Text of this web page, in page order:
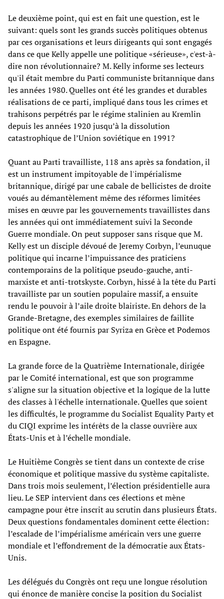
Le deuxième point, qui est en fait une question, est le
suivant: quels sont les grands succès politiques obtenus
par ces organisations et leurs dirigeants qui sont engagés
dans ce que Kelly appelle une politique «sérieuse», c'est-à-
dire non révolutionnaire? M. Kelly informe ses lecteurs
qu'il était membre du Parti communiste britannique dans
les années 1980. Quelles ont été les grandes et durables
réalisations de ce parti, impliqué dans tous les crimes et
trahisons perpétrés par le régime stalinien au Kremlin
depuis les années 1920 jusqu’à la dissolution
catastrophique de l’Union soviétique en 1991?
Quant au Parti travailliste, 118 ans après sa fondation, il
est un instrument impitoyable de l'impérialisme
britannique, dirigé par une cabale de bellicistes de droite
voués au démantèlement même des réformes limitées
mises en œuvre par les gouvernements travaillistes dans
les années qui ont immédiatement suivi la Seconde
Guerre mondiale. On peut supposer sans risque que M.
Kelly est un disciple dévoué de Jeremy Corbyn, l’eunuque
politique qui incarne l’impuissance des praticiens
contemporains de la politique pseudo-gauche, anti-
marxiste et anti-trotskyste. Corbyn, hissé à la tête du Parti
travailliste par un soutien populaire massif, a ensuite
rendu le pouvoir à l’aile droite blairiste. En dehors de la
Grande-Bretagne, des exemples similaires de faillite
politique ont été fournis par Syriza en Grèce et Podemos
en Espagne.
La grande force de la Quatrième Internationale, dirigée
par le Comité international, est que son programme
s'aligne sur la situation objective et la logique de la lutte
des classes à l'échelle internationale. Quelles que soient
les difficultés, le programme du Socialist Equality Party et
du CIQI exprime les intérêts de la classe ouvrière aux
États-Unis et à l’échelle mondiale.
Le Huitième Congrès se tient dans un contexte de crise
économique et politique massive du système capitaliste.
Dans trois mois seulement, l’élection présidentielle aura
lieu. Le SEP intervient dans ces élections et mène
campagne pour être inscrit au scrutin dans plusieurs États.
Deux questions fondamentales dominent cette élection:
l’escalade de l’impérialisme américain vers une guerre
mondiale et l’effondrement de la démocratie aux États-
Unis.
Les délégués du Congrès ont reçu une longue résolution
qui énonce de manière concise la position du Socialist